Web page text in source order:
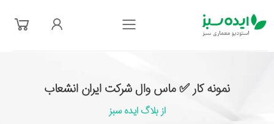
فهرست
نمونه کار ✅ ماس وال شرکت ایران انشعاب
از بلاگ ایده سبز